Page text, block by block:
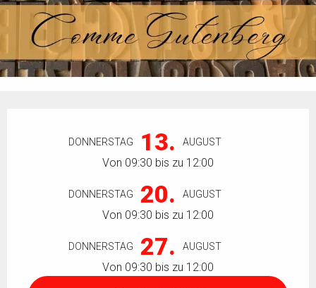
DONNERSTAG 13. AUGUST
Von 09:30 bis zu 12:00
DONNERSTAG 20. AUGUST
Von 09:30 bis zu 12:00
DONNERSTAG 27. AUGUST
Von 09:30 bis zu 12:00